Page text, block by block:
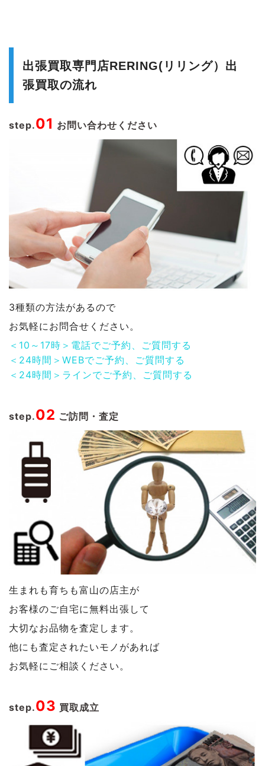
出張買取専門店RERING(リリング）出
張買取の流れ
step.01 お問い合わせください
3種類の方法があるので
お気軽にお問合せください。
＜10～17時＞電話でご予約、ご質問する
＜24時間＞WEBでご予約、ご質問する
＜24時間＞ラインでご予約、ご質問する
step.02 ご訪問・査定
生まれも育ちも富山の店主が
お客様のご自宅に無料出張して
大切なお品物を査定します。
他にも査定されたいモノがあれば
お気軽にご相談ください。
step.03 買取成立